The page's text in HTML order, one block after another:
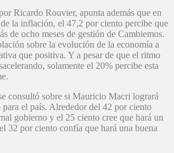
Ricardo Rouvier, apunta además que en
la inflación, el 47,2 por ciento percibe que
de ocho meses de gestión de Cambiemos.
sobre la evolución de la economía a
que positiva. Y a pesar de que el ritmo
solamente el 20% percibe esta
consultó sobre si Mauricio Macri logrará
el país. Alrededor del 42 por ciento
gobierno y el 25 ciento cree que hará un
32 por ciento confía que hará una buena